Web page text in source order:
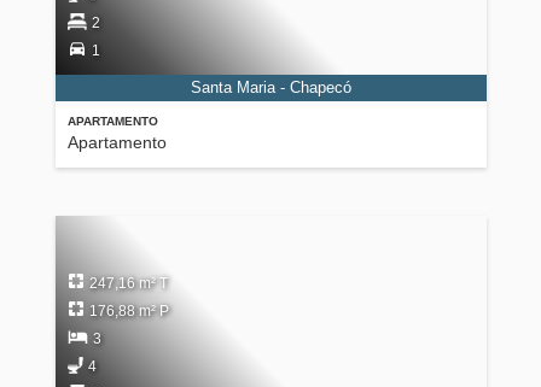
APARTAMENTO
Apartamento
2
1
Santa Maria - Chapecó
247,16 m² T
176,88 m² P
3
4